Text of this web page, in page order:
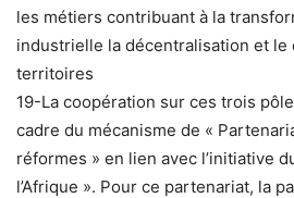
les métiers contribuant à la
industrielle la décentralisation et le
territoires
19-La coopération sur ces trois
cadre du mécanisme de «
réformes » en lien avec l’initiative
l’Afrique ». Pour ce partenariat, la